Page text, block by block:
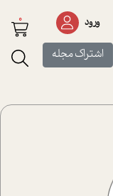
ورود
اشتراک مجله
0